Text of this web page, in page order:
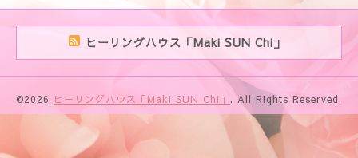
ヒーリングハウス「Maki SUN Chi」
©2026 ヒーリングハウス「Maki SUN Chi」 . All Rights Reserved.